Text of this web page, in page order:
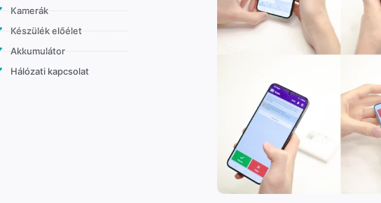
Kamerák
Készülék előélet
Akkumulátor
Hálózati kapcsolat